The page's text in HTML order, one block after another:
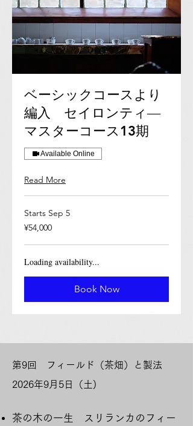
ベーシックコースより
編入 セイロンティ―
マスターコース13期
Available Online
Read More
Starts Sep 5
54,000
Japanese
¥54,000
Loading availability...
Book Now
​​第9回 フィールド（茶畑）と製法
2026年9月5日（土)
茶の木の一生 スリランカのフィー